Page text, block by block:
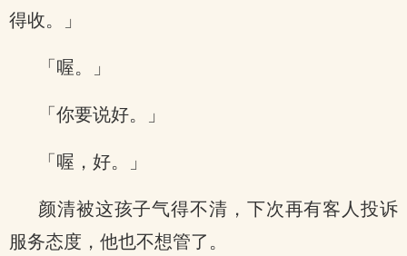
得收。」
「喔。」
「你要说好。」
「喔，好。」
颜清被这孩子气得不清，下次再有客人投诉
服务态度，他也不想管了。